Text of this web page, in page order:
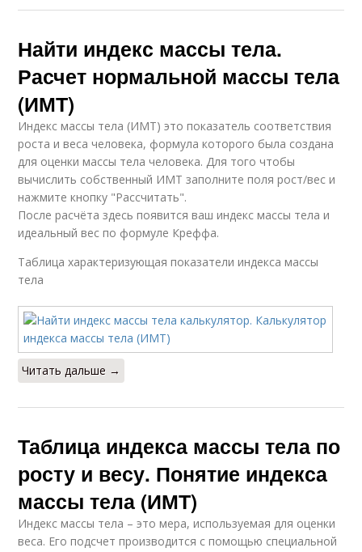
Найти индекс массы тела.
Расчет нормальной массы тела
(ИМТ)
Индекс массы тела (ИМТ) это показатель соответствия
роста и веса человека, формула которого была создана
для оценки массы тела человека. Для того чтобы
вычислить собственный ИМТ заполните поля рост/вес и
нажмите кнопку "Рассчитать".
После расчёта здесь появится ваш индекс массы тела и
идеальный вес по формуле Креффа.
Таблица характеризующая показатели индекса массы
тела
Читать дальше →
Таблица индекса массы тела по
росту и весу. Понятие индекса
массы тела (ИМТ)
Индекс массы тела – это мера, используемая для оценки
веса. Его подсчет производится с помощью специальной